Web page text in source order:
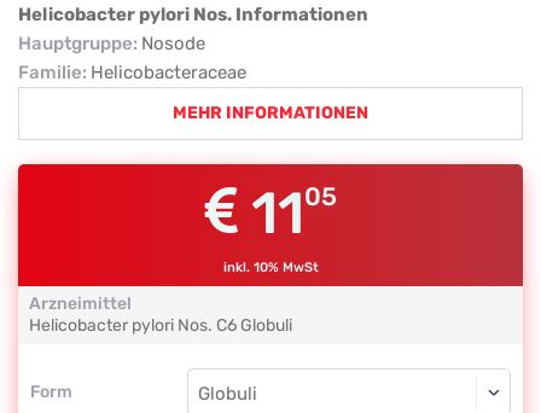
Helicobacter pylori Nos. Informationen
Hauptgruppe: Nosode
Familie: Helicobacteraceae
MEHR INFORMATIONEN
1105
inkl. 10% MwSt
Arzneimittel
Helicobacter pylori Nos. C6 Globuli
Form
Form